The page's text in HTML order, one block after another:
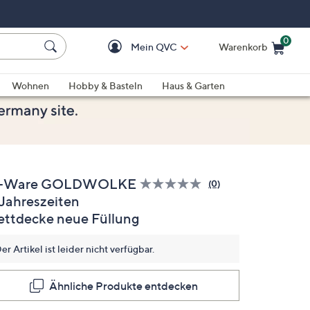
Mein QVC Warenkorb
0
Wohnen Hobby & Basteln
Haus & Garten
Ware GOLDWOLKE
neue Füllung
Bisher
Produkt..
derselben
(0)
Artikel ist leider nicht verfügbar.
Ähnliche Produkte entdecken